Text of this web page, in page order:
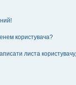
користувача?
листа користувачу,